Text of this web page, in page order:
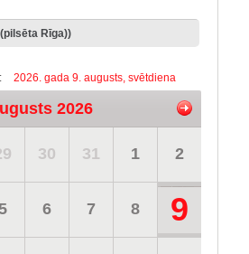
2026. gada 9. augusts, svētdiena
2026
30 31 1 2
6 7 8 9